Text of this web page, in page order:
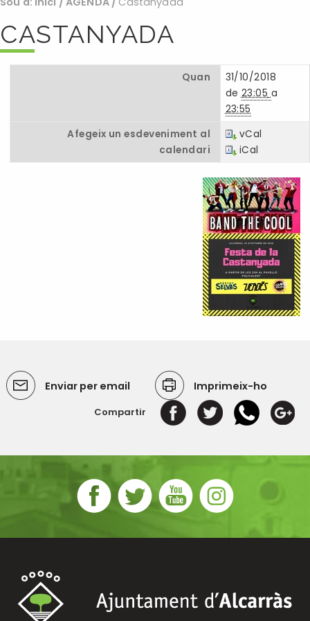
CASTANYADA
Quan
31/10/2018
de 23:05 a
23:55
Afegeix un esdeveniment al
calendari
vCal
iCal
Enviar per email Imprimeix-ho
Compartir